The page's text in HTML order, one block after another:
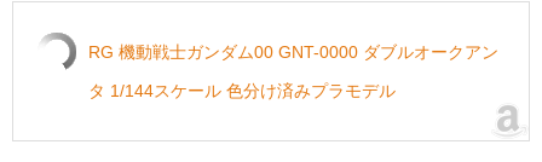
RG 機動戦士ガンダム00 GNT-0000 ダブルオークアン
タ 1/144スケール 色分け済みプラモデル